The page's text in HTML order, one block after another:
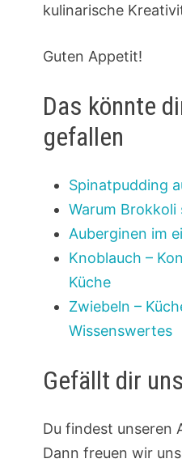
kulinarische
Guten Appetit!
Das könnte
gefallen
Spinatpudding
Warum Brokkoli
Auberginen im
Knoblauch –
Küche
Zwiebeln –
Wissenswertes
Gefällt dir
Du findest unseren
Dann freuen wir